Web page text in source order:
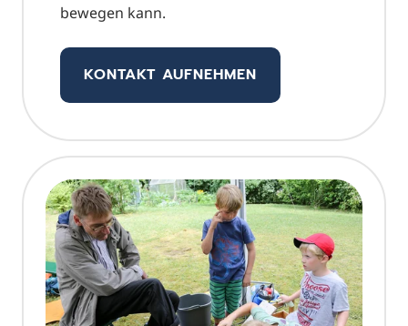
bewegen kann.
KONTAKT AUFNEHMEN